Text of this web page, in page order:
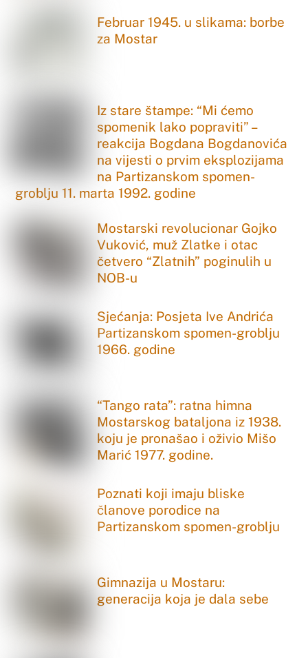
Februar 1945. u slikama: borbe
za Mostar
Iz stare štampe: “Mi ćemo
spomenik lako popraviti” –
reakcija Bogdana Bogdanovića
na vijesti o prvim eksplozijama
na Partizanskom spomen-
groblju 11. marta 1992. godine
Mostarski revolucionar Gojko
Vuković, muž Zlatke i otac
četvero “Zlatnih” poginulih u
NOB-u
Sjećanja: Posjeta Ive Andrića
Partizanskom spomen-groblju
1966. godine
“Tango rata”: ratna himna
Mostarskog bataljona iz 1938.
koju je pronašao i oživio Mišo
Marić 1977. godine.
Poznati koji imaju bliske
članove porodice na
Partizanskom spomen-groblju
Gimnazija u Mostaru:
generacija koja je dala sebe